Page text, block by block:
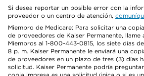
Si desea reportar un posible error con la
proveedor o un centro de atención,
Miembro de Medicare: Para solicitar una
de proveedores de Kaiser Permanente, llame
Miembros al 1-800-443-0815, los siete días
8 p. m. Kaiser Permanente le enviará una
de proveedores en un plazo de tres (3) días
solicitud. Kaiser Permanente podría